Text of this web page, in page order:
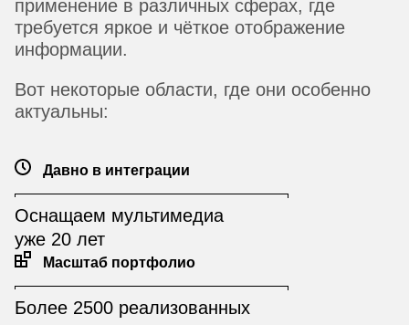
применение в различных сферах, где
требуется яркое и чёткое отображение
информации.
Вот некоторые области, где они особенно
актуальны:
Давно в интеграции
Оснащаем мультимедиа
уже 20 лет
Масштаб портфолио
Более 2500 реализованных